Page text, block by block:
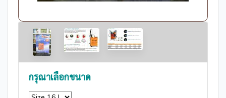
กรุณาเลือกขนาด